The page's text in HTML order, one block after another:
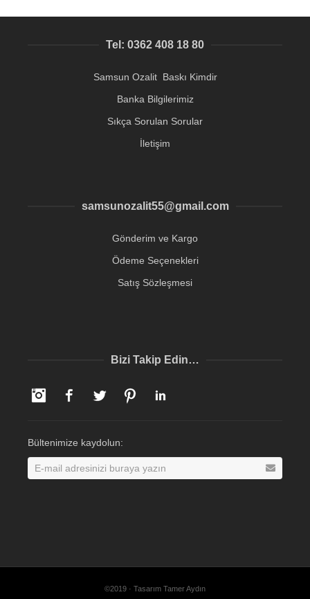
Tel: 0362 408 18 80
Samsun Ozalit Baskı Kimdir
Banka Bilgilerimiz
Sıkça Sorulan Sorular
İletişim
samsunozalit55@gmail.com
Gönderim ve Kargo
Ödeme Seçenekleri
Satış Sözleşmesi
Bizi Takip Edin…
InstagramFacebookTwitter Pinterest
Bültenimize kaydolun:
©2019 · Tasarım Tamer Aydın